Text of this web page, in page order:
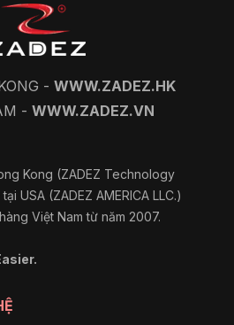
- WWW.ZADEZ.HK
- WWW.ZADEZ.VN
Kong (ZADEZ Technology
USA (ZADEZ AMERICA LLC.)
Việt Nam từ năm 2007.